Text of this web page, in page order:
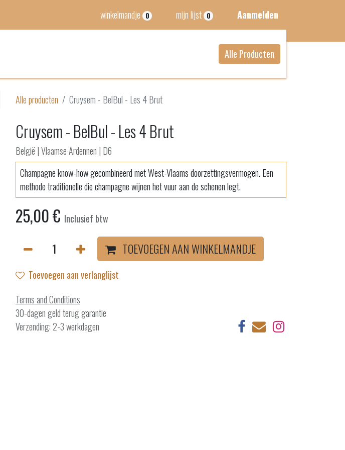
winkelmandje 0 mijn lijst 0 Aanmelden
Alle Producten
Alle producten Cruysem - BelBul - Les 4 Brut
Cruysem - BelBul - Les 4 Brut
België | Vlaamse Ardennen | D6
Champagne know-how gecombineerd met West-Vlaams doorzettingsvermogen. Een
methode traditionelle die champagne wijnen het vuur aan de schenen legt.
25,00€ Inclusief btw
TOEVOEGEN AAN WINKELMANDJE
Toevoegen aan verlanglijst
Terms and Conditions
30-dagen geld terug garantie
Verzending: 2-3 werkdagen